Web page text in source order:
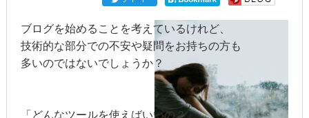
ブログを始めることを考えているけれど、
技術的な部分での不安や疑問をお持ちの方も
多いのではないでしょうか？
「どんなツールを使えばいいの？」